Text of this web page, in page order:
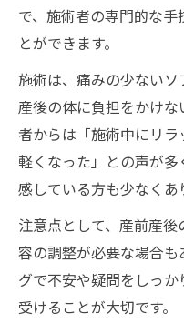
で、施術者の専門的な
とができます。
施術は、痛みの少ない
産後の体に負担をかけ
者からは「施術中にリ
軽くなった」との声が
感している方も少なくあ
注意点として、産前産
容の調整が必要な場合
グで不安や疑問をしっ
受けることが大切です。